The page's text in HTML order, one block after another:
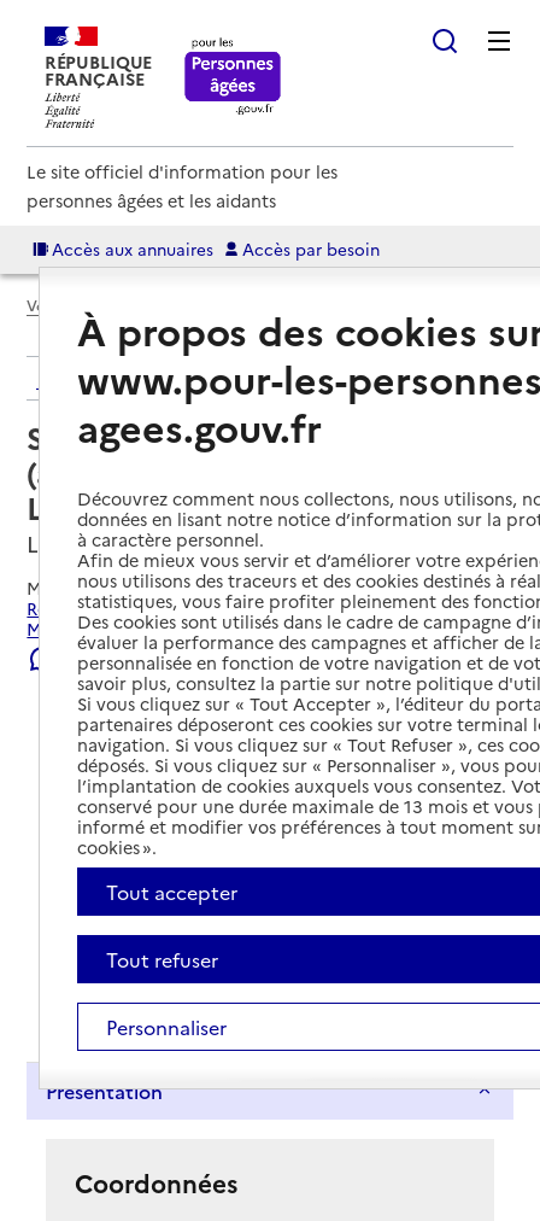
RÉPUBLIQUE
FRANÇAISE
Le site officiel d'information pour les
personnes âgées et les aidants
Accès aux annuaires Accès par besoin
Voir le fil d’Ariane
Retour aux résultats de l'annuaire
Service autonomie à domicile
(aide) – Services de la Résidence
L'Espérance
Le Molay-Littry, CALVADOS
Mis à jour le22/07/2026
Rechercher les établissements et services autour de Le
Molay-Littry.
Signaler une erreur
Tout déplier
Présentation
Coordonnées
À propos des cookies
www.pour-les-
agees.gouv.fr
Découvrez comment nous collectons, nous utilisons,
données en lisant notre notice d’information sur la
à caractère personnel.
Afin de mieux vous servir et d’améliorer votre
nous utilisons des traceurs et des cookies destinés à
statistiques, vous faire profiter pleinement des
Des cookies sont utilisés dans le cadre de campagne
évaluer la performance des campagnes et afficher de
personnalisée en fonction de votre navigation et de
savoir plus, consultez la partie sur notre politique
Si vous cliquez sur « Tout Accepter », l’éditeur du
partenaires déposeront ces cookies sur votre terminal
navigation. Si vous cliquez sur « Tout Refuser », ces
déposés. Si vous cliquez sur « Personnaliser », vous
l’implantation de cookies auxquels vous consentez.
conservé pour une durée maximale de 13 mois et
informé et modifier vos préférences à tout moment
cookies ».
Tout accepter
Tout refuser
Personnaliser